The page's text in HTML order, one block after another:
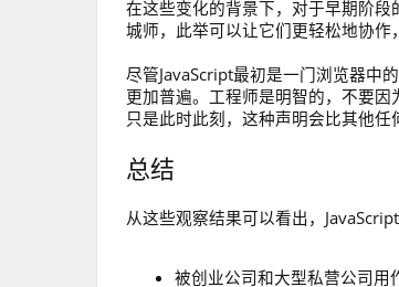
在这些变化的背景下，对于早期阶段
城师，此举可以让它们更轻松地协作
尽管JavaScript最初是一门浏览器中
更加普遍。工程师是明智的，不要因
只是此时此刻，这种声明会比其他任
总结
从这些观察结果可以看出，
被创业公司和大型私营公司用